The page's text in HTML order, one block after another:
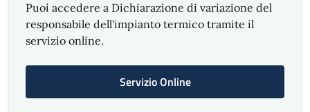
Puoi accedere a Dichiarazione di variazione del
responsabile dell'impianto termico tramite il
servizio online.
Servizio Online